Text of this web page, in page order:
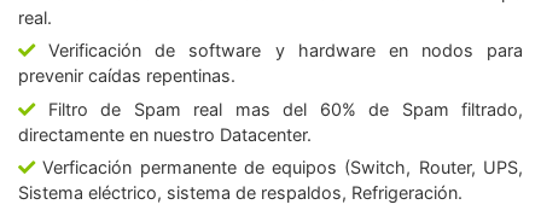
real.
Verificación de software y hardware en nodos para
prevenir caídas repentinas.
Filtro de Spam real mas del 60% de Spam filtrado,
directamente en nuestro Datacenter.
Verficación permanente de equipos (Switch, Router, UPS,
Sistema eléctrico, sistema de respaldos, Refrigeración.